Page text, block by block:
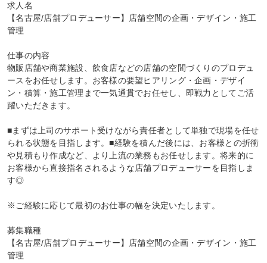
求人名
【名古屋/店舗プロデューサー】店舗空間の企画・デザイン・施工
管理
仕事の内容
物販店舗や商業施設、飲食店などの店舗の空間づくりのプロデュ
ースをお任せします。お客様の要望ヒアリング・企画・デザイ
ン・積算・施工管理まで一気通貫でお任せし、即戦力としてご活
躍いただきます。
■まずは上司のサポート受けながら責任者として単独で現場を任せ
られる状態を目指します。■経験を積んだ後には、お客様との折衝
や見積もり作成など、より上流の業務もお任せします。将来的に
お客様から直接指名されるような店舗プロデューサーを目指しま
す◎
※ご経験に応じて最初のお仕事の幅を決定いたします。
募集職種
【名古屋/店舗プロデューサー】店舗空間の企画・デザイン・施工
管理